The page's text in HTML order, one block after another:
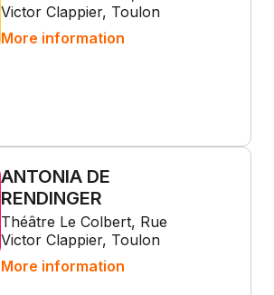
Victor Clappier, Toulon
More information
ANTONIA DE
RENDINGER
Théâtre Le Colbert, Rue
Victor Clappier, Toulon
More information